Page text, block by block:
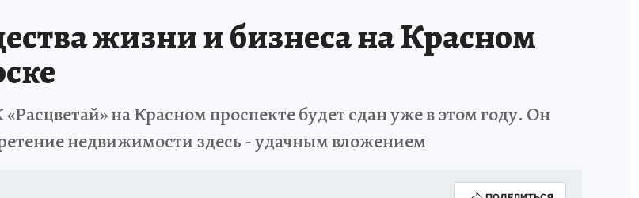
жизни и бизнеса на Красном
на Красном проспекте будет сдан уже в этом году. Он
недвижимости здесь - удачным вложением